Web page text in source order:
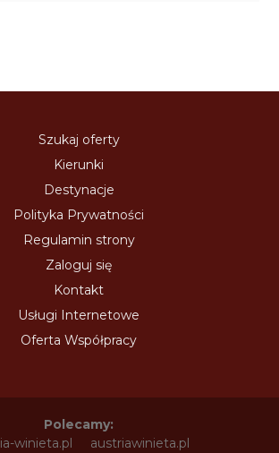
Szukaj oferty
Kierunki
Destynacje
Polityka Prywatności
Regulamin strony
Zaloguj się
Kontakt
Usługi Internetowe
Oferta Współpracy
Polecamy:
winieta.pl
austriawinieta.pl